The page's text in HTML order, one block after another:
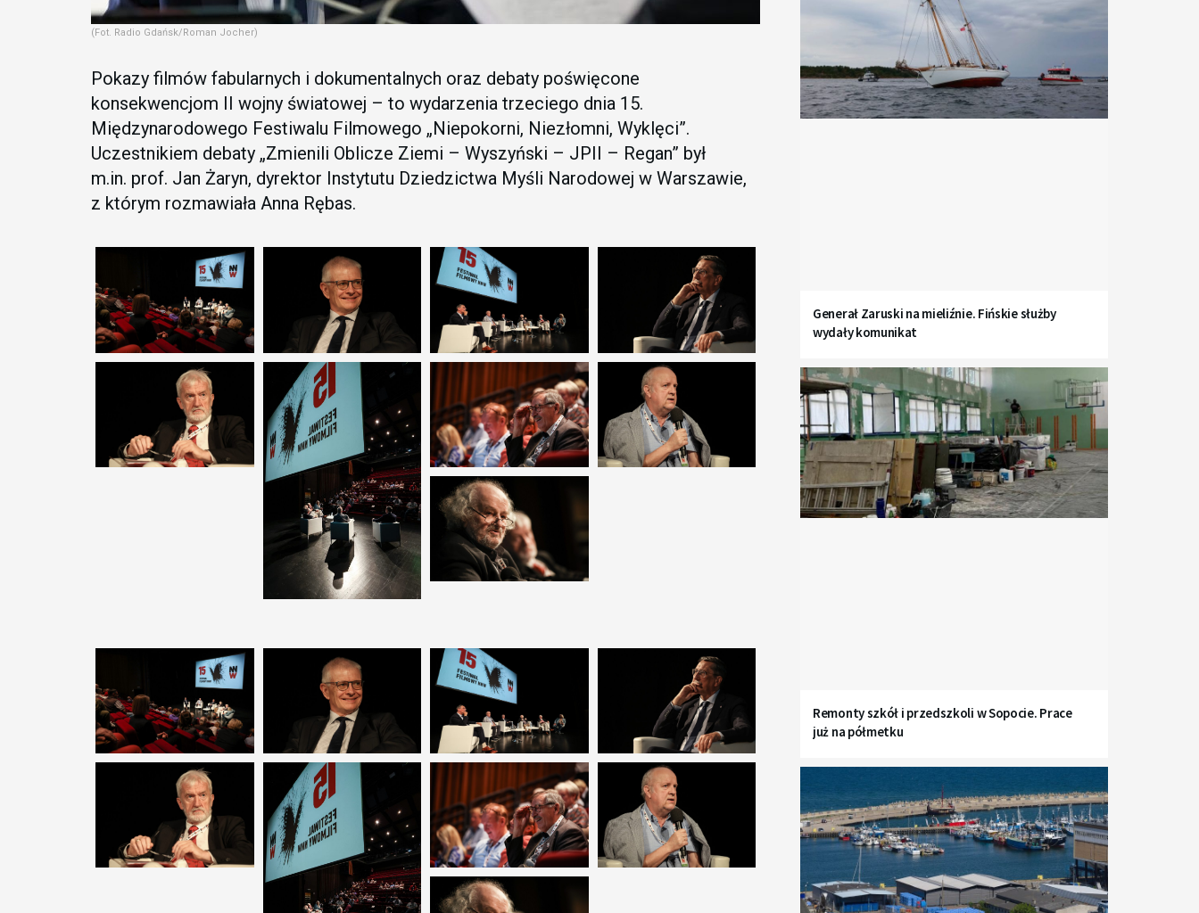
(Fot. Radio Gdańsk/Roman Jocher)
Pokazy filmów fabularnych i dokumentalnych oraz debaty poświęcone
konsekwencjom II wojny światowej – to wydarzenia trzeciego dnia 15.
Międzynarodowego Festiwalu Filmowego „Niepokorni, Niezłomni, Wyklęci”.
Uczestnikiem debaty „Zmienili Oblicze Ziemi – Wyszyński – JPII – Regan” był
m.in. prof. Jan Żaryn, dyrektor Instytutu Dziedzictwa Myśli Narodowej w Warszawie,
z którym rozmawiała Anna Rębas.
Generał Zaruski na mieliźnie. Fińskie służby
wydały komunikat
Remonty szkół i przedszkoli w Sopocie. Prace
już na półmetku